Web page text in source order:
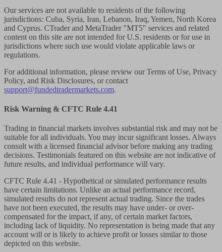
Our services are not available to residents of the following
jurisdictions: Cuba, Syria, Iran, Lebanon, Iraq, Yemen, North Korea
and Cyprus. CTrader and MetaTrader "MT5" services and related
content on this site are not intended for U.S. residents or for use in
jurisdictions where such use would violate applicable laws or
regulations.
For additional information, please review our Terms of Use, Privacy
Policy, and Risk Disclosures, or contact
support@fundedtradermarkets.com.
Risk Warning & CFTC Rule 4.41
Trading in financial markets involves substantial risk and may not be
suitable for all individuals. You may incur significant losses. Always
consult with a licensed financial advisor before making any trading
decisions. Testimonials featured on this website are not indicative of
future results, and individual performance will vary.
CFTC Rule 4.41 - Hypothetical or simulated performance results
have certain limitations. Unlike an actual performance record,
simulated results do not represent actual trading. Since the trades
have not been executed, the results may have under- or over-
compensated for the impact, if any, of certain market factors,
including lack of liquidity. No representation is being made that any
account will or is likely to achieve profit or losses similar to those
depicted on this website.